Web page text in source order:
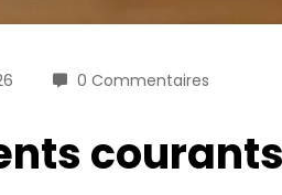
0 Commentaires